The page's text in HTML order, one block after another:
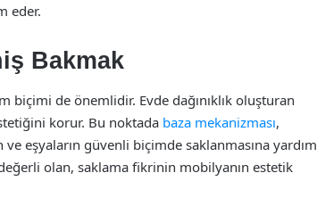
eder.
Bakmak
biçimi de önemlidir. Evde dağınıklık oluşturan
korur. Bu noktada baza mekanizması,
eşyaların güvenli biçimde saklanmasına yardım
olan, saklama fikrinin mobilyanın estetik